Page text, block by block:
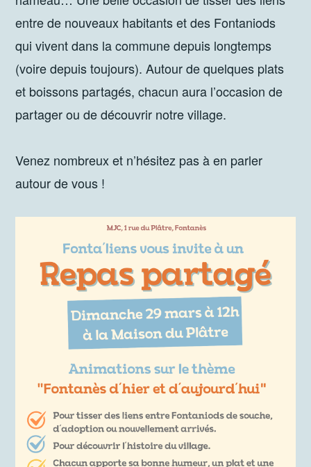
entre de nouveaux habitants et des Fontaniods
qui vivent dans la commune depuis longtemps
(voire depuis toujours). Autour de quelques plats
et boissons partagés, chacun aura l’occasion de
partager ou de découvrir notre village.
Venez nombreux et n’hésitez pas à en parler
autour de vous !